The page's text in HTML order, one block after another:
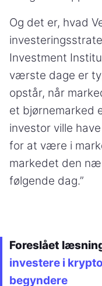
Og det er, hvad
Investment
værste dage er
opstår, når
et bjørnemarked
investor ville
for at være i
markedet den
følgende dag.”
Foreslået
investere i
begyndere